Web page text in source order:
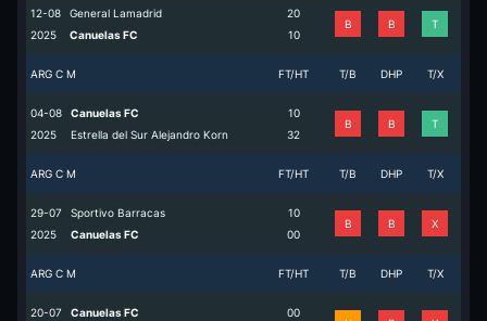
12-08
2025
General Lamadrid
Canuelas FC
2
1
0
0
B B T
ARG C M FT/HT T/B DHP T/X
04-08
2025
Canuelas FC
Estrella del Sur Alejandro Korn
1
3
0
2
B B T
ARG C M FT/HT T/B DHP T/X
29-07
2025
Sportivo Barracas
Canuelas FC
1
0
0
0
B B X
ARG C M FT/HT T/B DHP T/X
20-07 Canuelas FC 00